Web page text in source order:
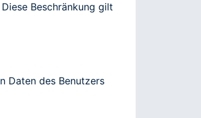
Beschränkung gilt
Daten des Benutzers